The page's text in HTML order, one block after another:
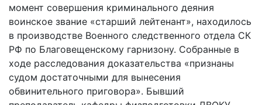
момент совершения криминального деяния
воинское звание «старший лейтенант», находилось
в производстве Военного следственного отдела СК
РФ по Благовещенскому гарнизону. Собранные в
ходе расследования доказательства «признаны
судом достаточными для вынесения
обвинительного приговора». Бывший